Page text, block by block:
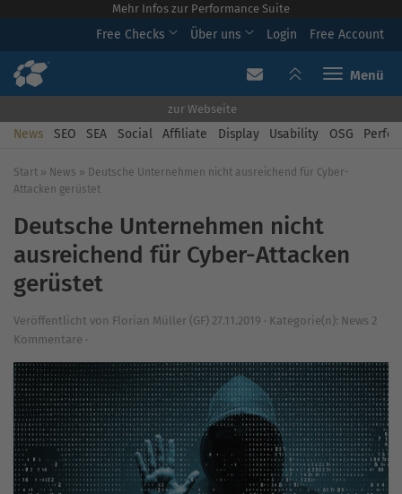
Mehr Infos zur Performance Suite
Free Checks Über uns Login Free Account
Toggle
zur Webseite
News SEO SEA Social Affiliate Display Usability OSG
Start » News » Deutsche Unternehmen nicht ausreichend für Cyber-
Attacken gerüstet
Deutsche Unternehmen nicht
ausreichend für Cyber-Attacken
gerüstet
Veröffentlicht von Florian Müller (GF) 27.11.2019 · Kategorie(n): News 2
Kommentare ·